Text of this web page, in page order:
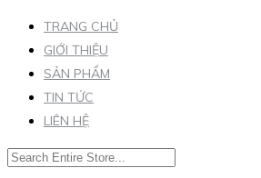
TRANG CHỦ
GIỚI THIỆU
SẢN PHẨM
TIN TỨC
LIÊN HỆ